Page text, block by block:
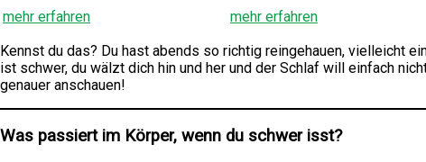
mehr erfahren mehr erfahren
Kennst du das? Du hast abends so richtig reingehauen, vielleicht
ist schwer, du wälzt dich hin und her und der Schlaf will einfach
genauer anschauen!
Was passiert im Körper, wenn du schwer isst?